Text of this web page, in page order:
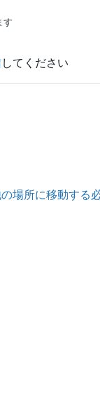
す
してください
場所に移動する